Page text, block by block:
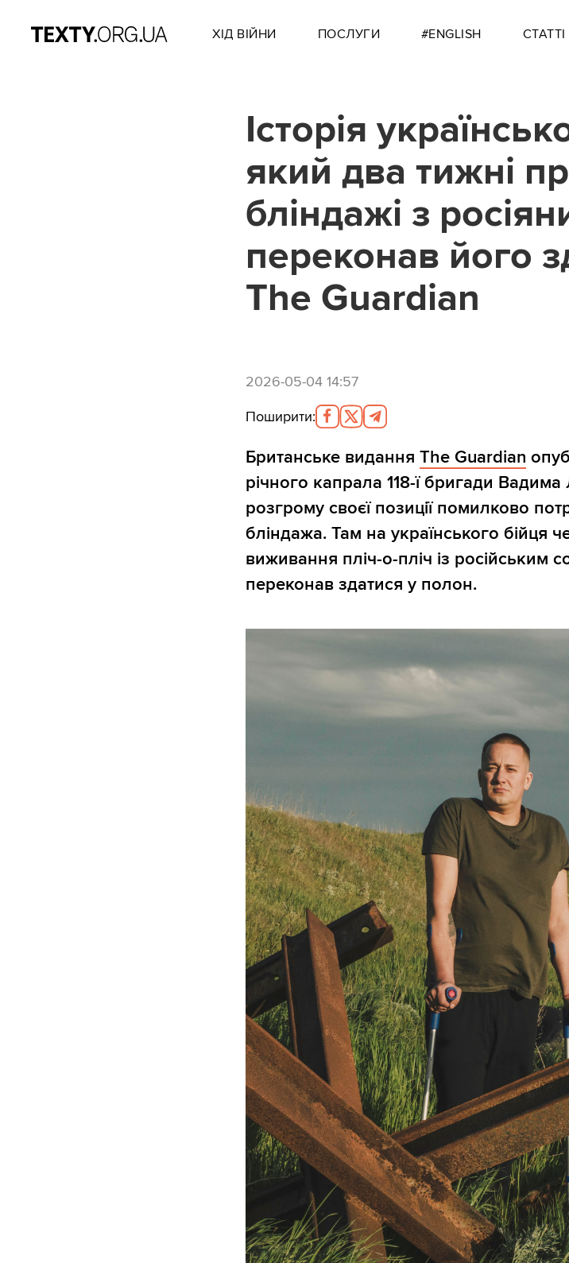
ХІД ВІЙНИ ПОСЛУГИ #ENGLISH СТАТТІ
Історія
який два тижні
бліндажі з
переконав його
The Guardian
2026-05-04 14:57
Поширити:
Британське видання The Guardian
річного капрала 118-ї бригади Вадима
розгрому своєї позиції помилково
бліндажа. Там на українського бійця
виживання пліч-о-пліч із російським
переконав здатися у полон.